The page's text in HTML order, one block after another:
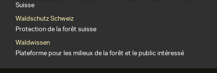
Suisse
Waldschutz Schweiz
Protection de la forêt suisse
Waldwissen
Plateforme pour les milieux de la forêt et le public intéressé